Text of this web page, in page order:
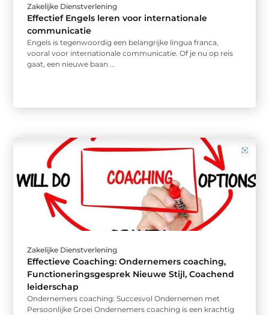
Zakelijke Dienstverlening
Effectief Engels leren voor internationale
communicatie
Engels is tegenwoordig een belangrijke lingua franca,
vooral voor internationale communicatie. Of je nu op reis
gaat, een nieuwe baan ...
Zakelijke Dienstverlening
Effectieve Coaching: Ondernemers coaching,
Functioneringsgesprek Nieuwe Stijl, Coachend
leiderschap
Ondernemers coaching: Succesvol Ondernemen met
Persoonlijke Groei Ondernemers coaching is een krachtig